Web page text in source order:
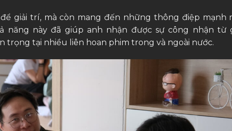
giải trí, mà còn mang đến những thông điệp mạnh
năng này đã giúp anh nhận được sự công nhận từ
trọng tại nhiều liên hoan phim trong và ngoài nước.